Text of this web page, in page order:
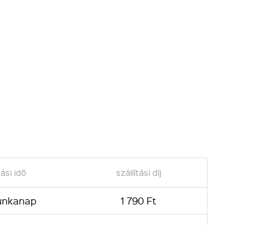
idő szállítási díj
1 790 Ft